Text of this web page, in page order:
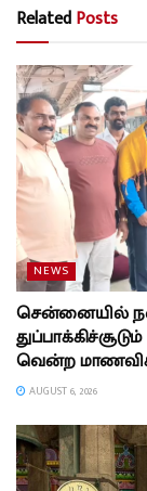
RelatedPosts
NEWS
சென்னையில்
வென்ற
AUGUST 6, 2026